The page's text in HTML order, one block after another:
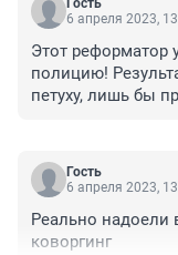
Гость
6 апреля 2023,
Этот
полицию!
петуху, лишь бы
Гость
6 апреля 2023,
Реально надоели
коворгинг